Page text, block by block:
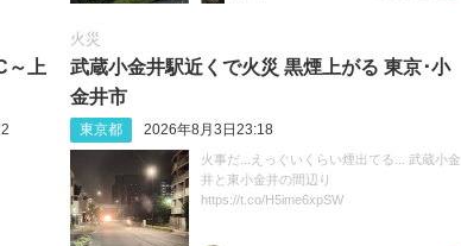
～上
火災
武蔵小金井駅近くで火災 黒煙上がる 東京･小
金井市
東京都 2026年8月3日23:18
火事だ...えっぐいくらい煙出てる... 武蔵小金
井と東小金井の間辺り
https://t.co/H5ime6xpSW